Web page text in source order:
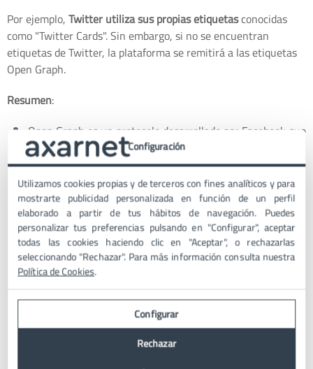
Por ejemplo,Twitter utiliza sus propias etiquetasconocidas
como "Twitter Cards". Sin embargo, si no se encuentran
etiquetas de Twitter, la plataforma se remitirá a las etiquetas
Open Graph.
Resumen:
Open Graph es un protocolo desarrollado por Facebook que
te permite controlar cómo se muestra tu sitio web cuando
se comparte en las redes sociales.
Las etiquetas Open Graph son metadatos que describen tu
contenido y permiten a las redes sociales y a los motores
de búsqueda entender mejor tu sitio web.
Puedes implementar Open Graph en tu sitio web de
WordPress utilizando plugins como Yoast SEO.
Las etiquetas Open Graph pueden mejorar tu SEO al
ayudar a los motores de búsqueda a entender mejor tu
contenido y al aumentar las tasas de clics.
Es importante configurar y probar tus etiquetas Open
Graph para asegurarte de que están funcionando
Configuración
Utilizamos cookies propias y de terceros con fines analíticos y para
mostrarte publicidad personalizada en función de un perfil
elaborado a partir de tus hábitos de navegación. Puedes
personalizar tus preferencias pulsando en "Configurar", aceptar
todas las cookies haciendo clic en "Aceptar", o rechazarlas
seleccionando "Rechazar". Para más información consulta nuestra
Política de Cookies.
Configurar
Rechazar